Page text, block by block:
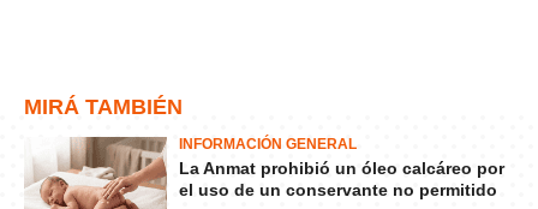
MIRÁ TAMBIÉN
INFORMACIÓN GENERAL
La Anmat prohibió un óleo calcáreo por
el uso de un conservante no permitido